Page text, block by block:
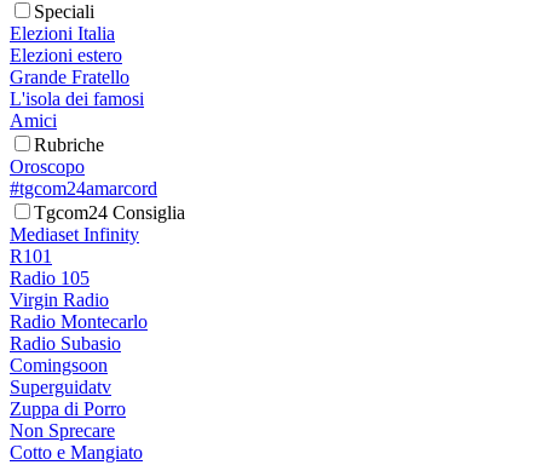
Speciali
Elezioni Italia
Elezioni estero
Grande Fratello
L'isola dei famosi
Amici
Rubriche
Oroscopo
#tgcom24amarcord
Tgcom24 Consiglia
Mediaset Infinity
R101
Radio 105
Virgin Radio
Radio Montecarlo
Radio Subasio
Comingsoon
Superguidatv
Zuppa di Porro
Non Sprecare
Cotto e Mangiato